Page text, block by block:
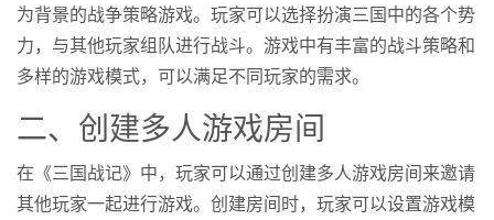
为背景的战争策略游戏。玩家可以选择扮演三国中的各个势
力，与其他玩家组队进行战斗。游戏中有丰富的战斗策略和
多样的游戏模式，可以满足不同玩家的需求。
二、创建多人游戏房间
在《三国战记》中，玩家可以通过创建多人游戏房间来邀请
其他玩家一起进行游戏。创建房间时，玩家可以设置游戏模